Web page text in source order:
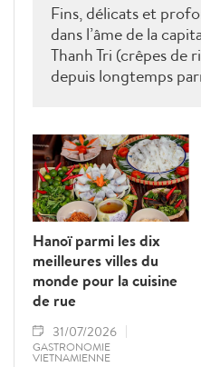
Fins, délicats et
dans l’âme de la
Thanh Tri (crêpes de
depuis longtemps
Hanoï parmi les dix
meilleures villes du
monde pour la cuisine
de rue
31/07/2026
GASTRONOMIE
VIETNAMIENNE